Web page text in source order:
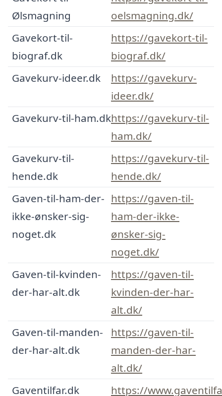
Ølsmagning
oelsmagning.dk/
Gavekort-til-
biograf.dk
https://gavekort-til-
biograf.dk/
Gavekurv-ideer.dk
https://gavekurv-
ideer.dk/
Gavekurv-til-ham.dkhttps://gavekurv-til-
ham.dk/
Gavekurv-til-
hende.dk
https://gavekurv-til-
hende.dk/
Gaven-til-ham-der-
ikke-ønsker-sig-
noget.dk
https://gaven-til-
ham-der-ikke-
ønsker-sig-
noget.dk/
Gaven-til-kvinden-
der-har-alt.dk
https://gaven-til-
kvinden-der-har-
alt.dk/
Gaven-til-manden-
der-har-alt.dk
https://gaven-til-
manden-der-har-
alt.dk/
Gaventilfar.dk
https://